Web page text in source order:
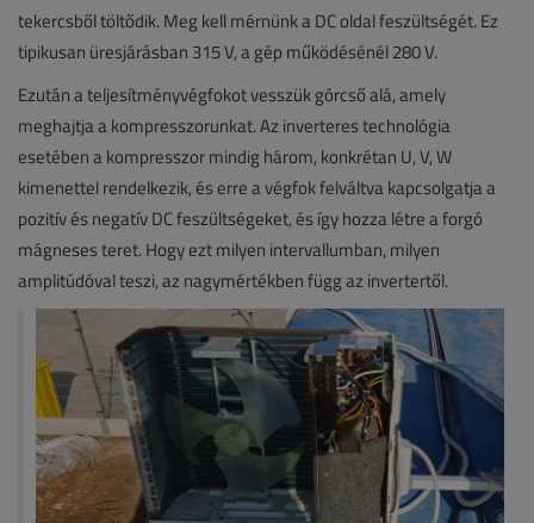
tekercsből töltődik. Meg kell mérnünk a DC oldal feszültségét. Ez
tipikusan üresjárásban 315 V, a gép működésénél 280 V.
Ezután a teljesítményvégfokot vesszük górcső alá, amely
meghajtja a kompresszorunkat. Az inverteres technológia
esetében a kompresszor mindig három, konkrétan U, V, W
kimenettel rendelkezik, és erre a végfok felváltva kapcsolgatja a
pozitív és negatív DC feszültségeket, és így hozza létre a forgó
mágneses teret. Hogy ezt milyen intervallumban, milyen
amplitúdóval teszi, az nagymértékben függ az invertertől.